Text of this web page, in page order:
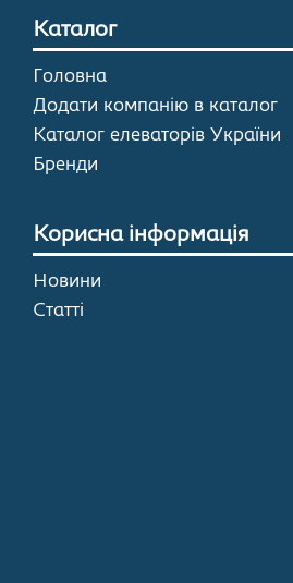
Каталог
Головна
Додати компанію в каталог
Каталог елеваторів України
Бренди
Корисна інформація
Новини
Статті